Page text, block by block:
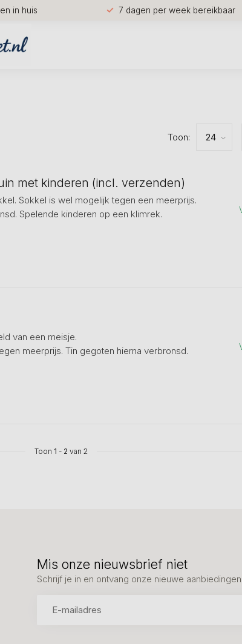
in huis 7 dagen per week bereikbaar
Toon:
met kinderen (incl. verzenden)
Sokkel is wel mogelijk tegen een meerprijs.
Spelende kinderen op een klimrek.
van een meisje.
meerprijs. Tin gegoten hierna verbronsd.
Toon 1 - 2 van 2
Mis onze nieuwsbrief niet
Schrijf je in en ontvang onze nieuwe aanbiedingen